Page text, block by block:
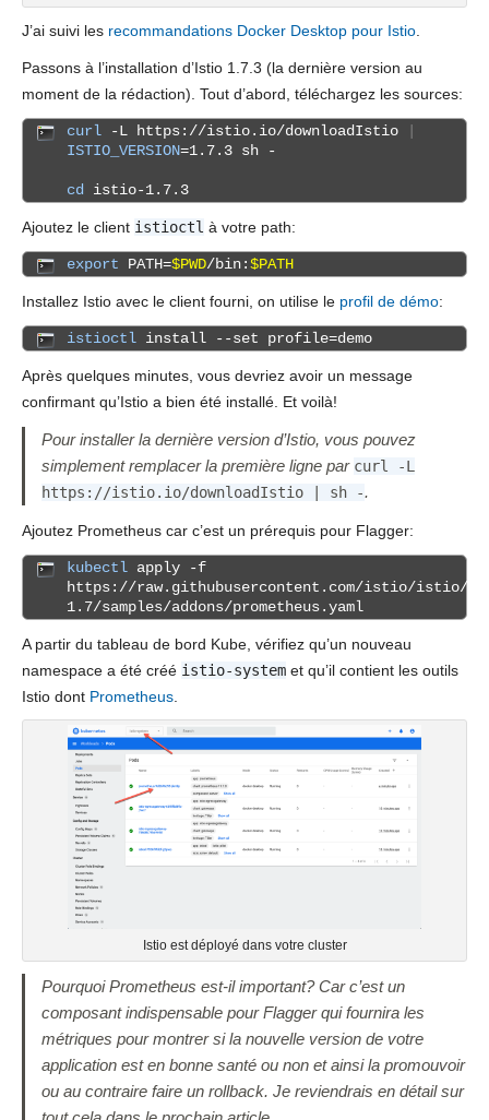
J’ai suivi les recommandations Docker Desktop pour Istio.
Passons à l’installation d’Istio 1.7.3 (la dernière version au
moment de la rédaction). Tout d’abord, téléchargez les sources:
curl -L https://istio.io/downloadIstio
ISTIO_VERSION=1.7.3 sh -
cd istio-1.7.3
Ajoutez le client istioctl à votre path:
export PATH=$PWD/bin:$PATH
Installez Istio avec le client fourni, on utilise le profil de démo:
istioctl install --set profile=demo
Après quelques minutes, vous devriez avoir un message
confirmant qu’Istio a bien été installé. Et voilà!
Pour installer la dernière version d’Istio, vous pouvez
simplement remplacer la première ligne par curl -L
https://istio.io/downloadIstio | sh -.
Ajoutez Prometheus car c’est un prérequis pour Flagger:
kubectl apply -f
https://raw.githubusercontent.com/istio/istio/
1.7/samples/addons/prometheus.yaml
A partir du tableau de bord Kube, vérifiez qu’un nouveau
namespace a été créé istio-system et qu’il contient les outils
Istio dont Prometheus
Istio est déployé dans votre cluster
Pourquoi Prometheus est-il important? Car c’est un
composant indispensable pour Flagger qui fournira les
métriques pour montrer si la nouvelle version de votre
application est en bonne santé ou non et ainsi la promouvoir
ou au contraire faire un rollback. Je reviendrais en détail sur